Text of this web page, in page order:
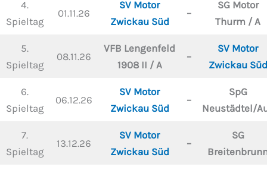
4.
Spieltag
01.11.26
SV Motor
Zwickau Süd
–
SG Motor
Thurm / A
5.
Spieltag
08.11.26
VFB Lengenfeld
1908 II / A
–
SV Motor
Zwickau Süd
6.
Spieltag
06.12.26
SV Motor
Zwickau Süd
–
SpG
Neustädtel/
7.
Spieltag
13.12.26
SV Motor
Zwickau Süd
–
SG